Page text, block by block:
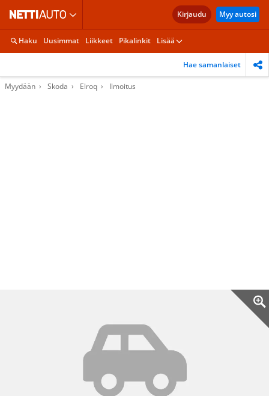
Kirjaudu Myy autosi
Haku Uusimmat Liikkeet Pikalinkit Lisää
Hae samanlaiset
Myydään Skoda Elroq Ilmoitus